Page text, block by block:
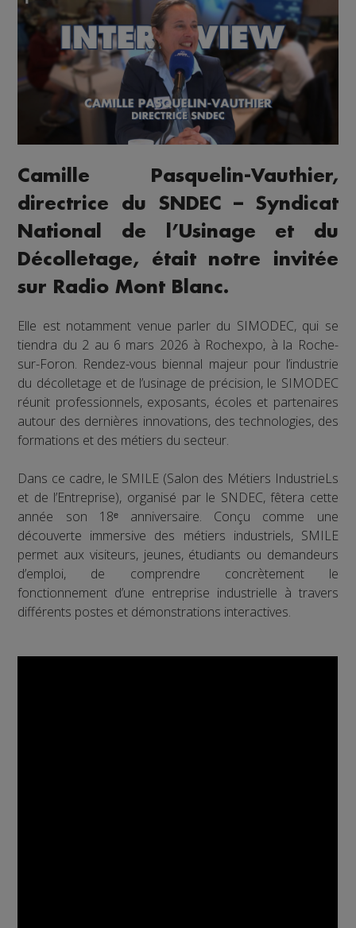
Camille Pasquelin-Vauthier,
directrice du SNDEC – Syndicat
National de l’Usinage et du
Décolletage, était notre invitée
sur Radio Mont Blanc.
Elle est notamment venue parler du SIMODEC, qui se
tiendra du 2 au 6 mars 2026 à Rochexpo, à la Roche-
sur-Foron. Rendez-vous biennal majeur pour l’industrie
du décolletage et de l’usinage de précision, le SIMODEC
réunit professionnels, exposants, écoles et partenaires
autour des dernières innovations, des technologies, des
formations et des métiers du secteur.
Dans ce cadre, le SMILE (Salon des Métiers IndustrieLs
et de l’Entreprise), organisé par le SNDEC, fêtera cette
année son 18ᵉ anniversaire. Conçu comme une
découverte immersive des métiers industriels, SMILE
permet aux visiteurs, jeunes, étudiants ou demandeurs
d’emploi, de comprendre concrètement le
fonctionnement d’une entreprise industrielle à travers
différents postes et démonstrations interactives.